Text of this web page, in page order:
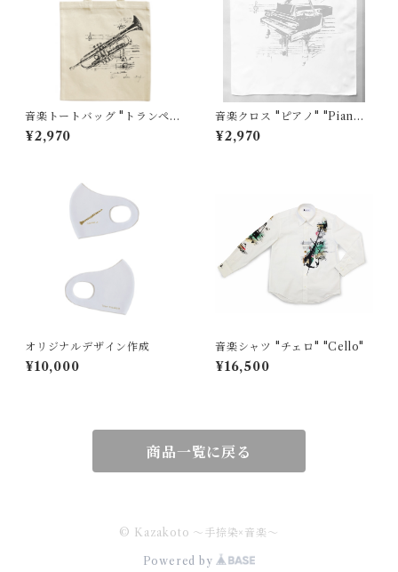
音楽トートバッグ "トランペッ
ト" "Trumpet"大
¥2,970
音楽クロス "ピアノ" "Pian
o"白
¥2,970
オリジナルデザイン作成
¥10,000
音楽シャツ "チェロ" "Cello"
¥16,500
商品一覧に戻る
© Kazakoto ～手捺染×音楽～
Powered by